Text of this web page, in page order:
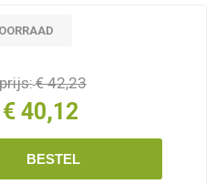
€ 42,23
€ 40,12
BESTEL